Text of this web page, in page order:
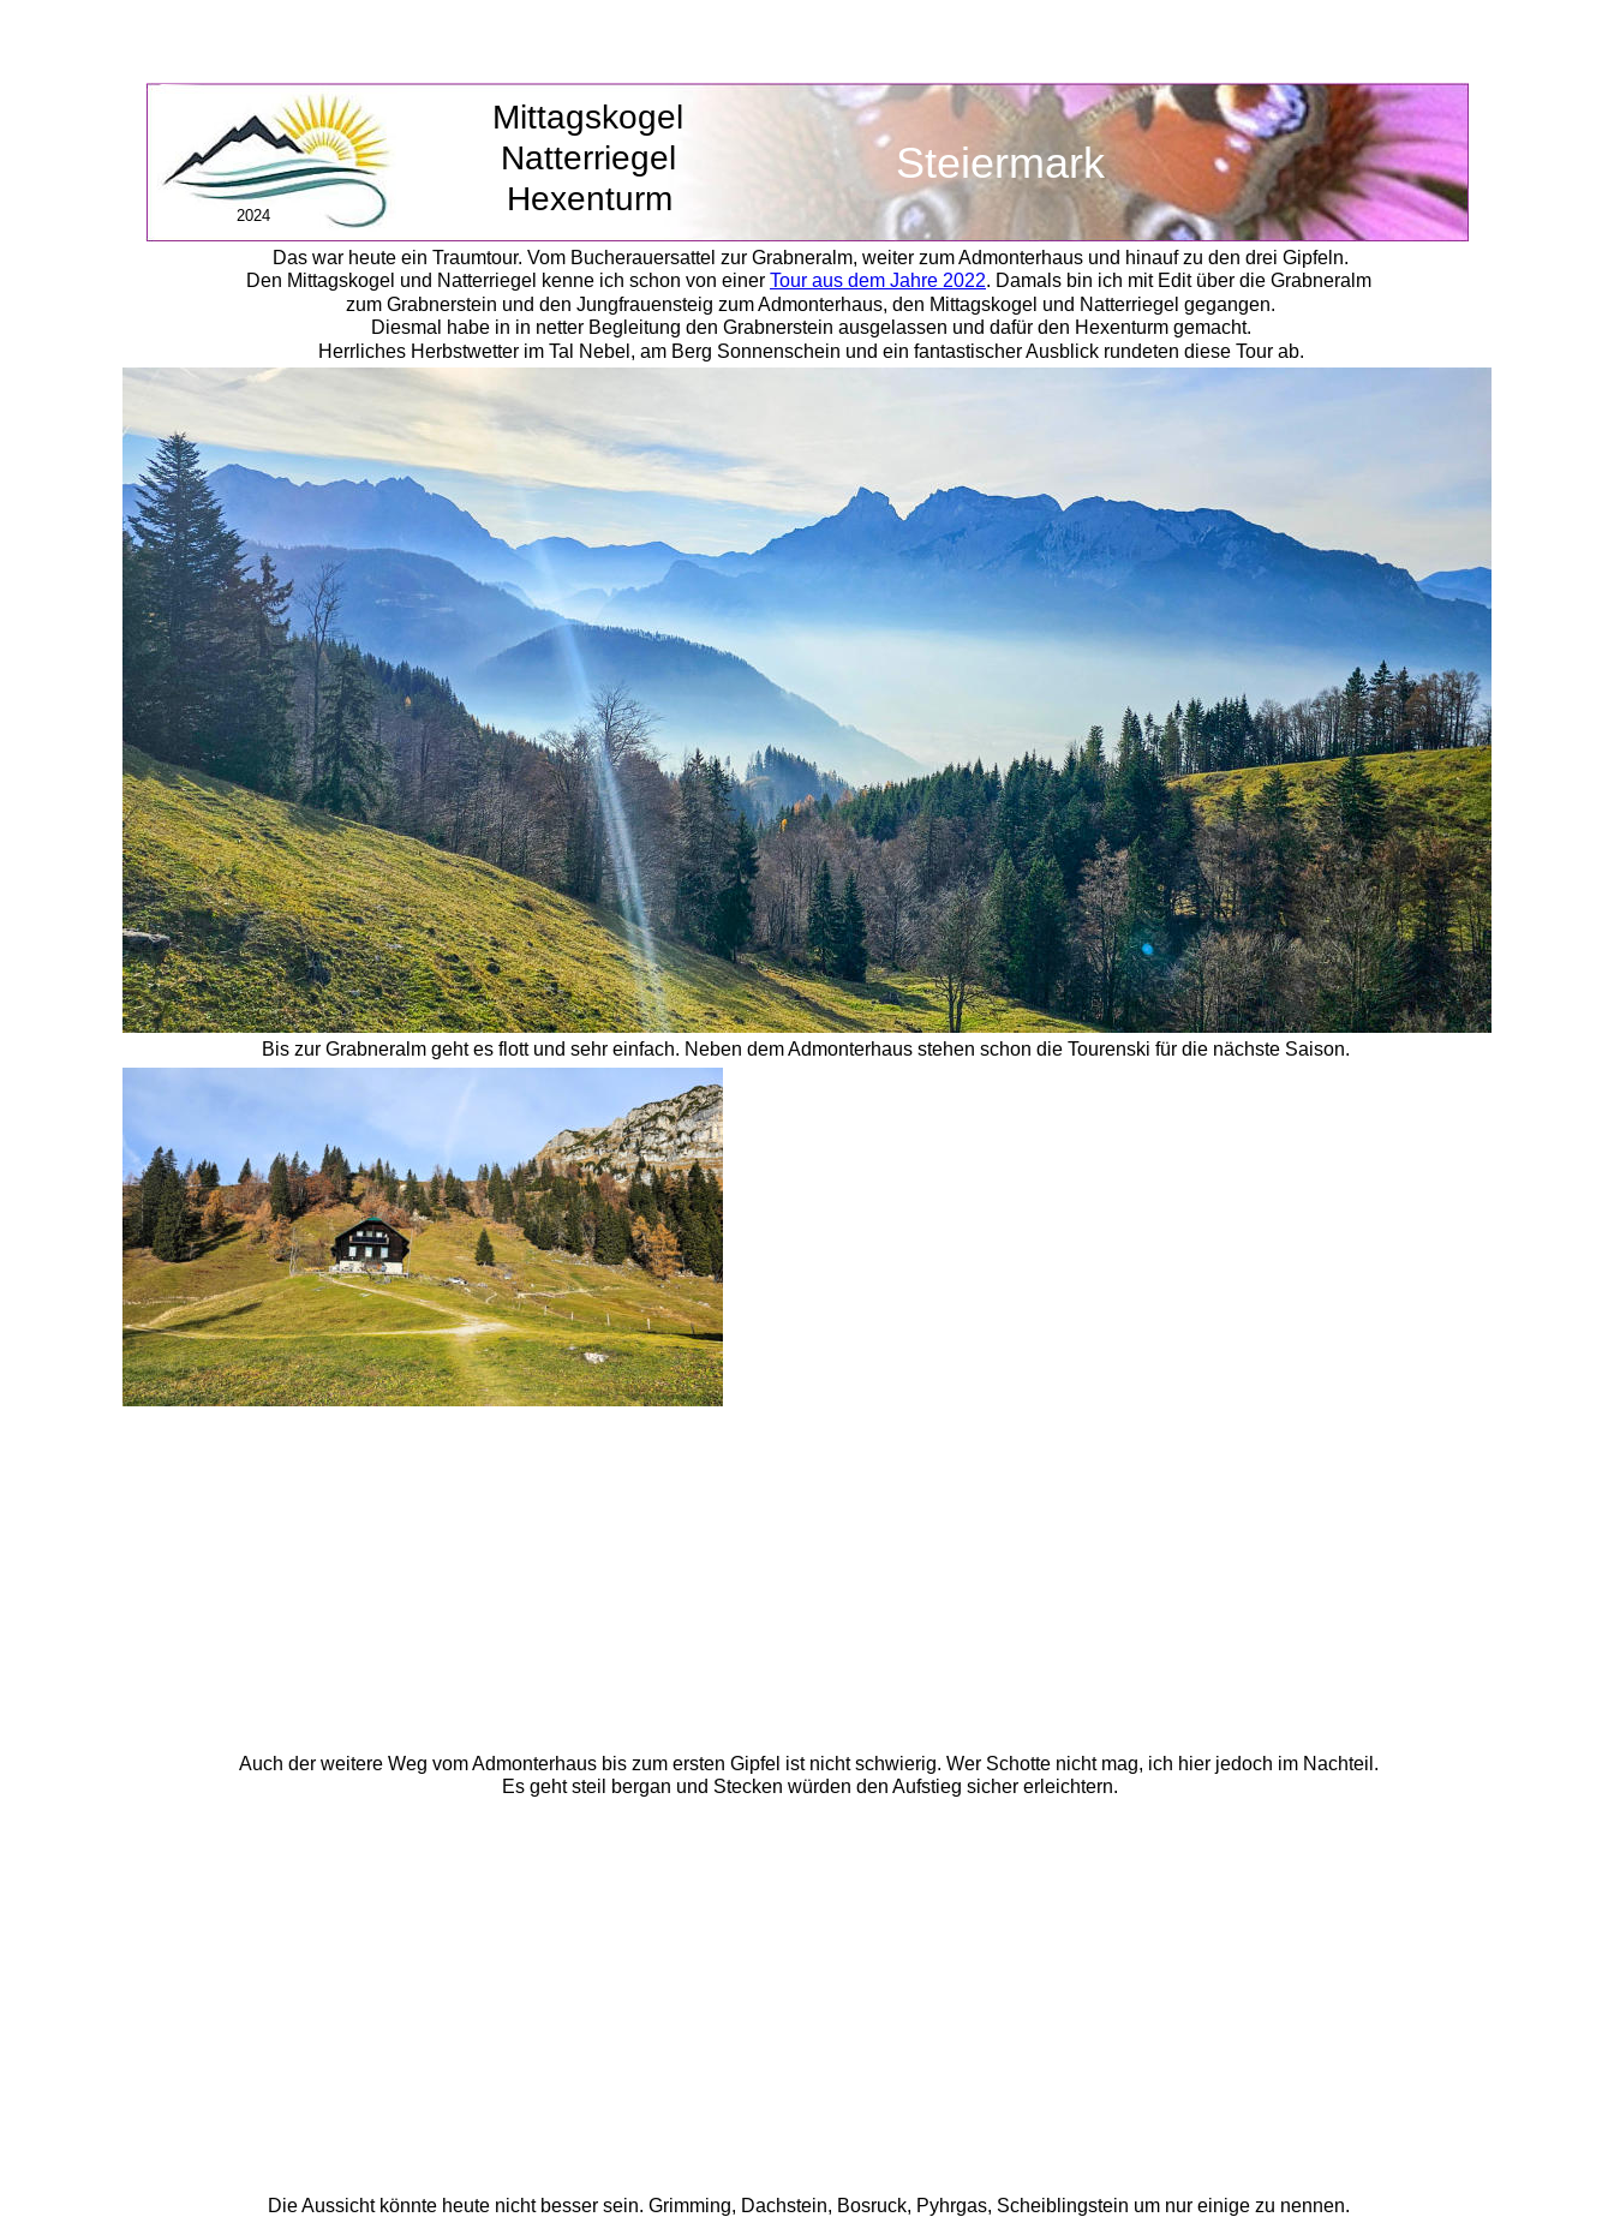
Das war heute ein Traumtour. Vom Bucherauersattel zur Grabneralm, weiter zum Admonterhaus und hinauf zu den drei Gipfeln.
Den Mittagskogel und Natterriegel kenne ich schon von einer Tour aus dem Jahre 2022. Damals bin ich mit Edit über die Grabneralm
zum Grabnerstein und den Jungfrauensteig zum Admonterhaus, den Mittagskogel und Natterriegel gegangen.
Diesmal habe in in netter Begleitung den Grabnerstein ausgelassen und dafür den Hexenturm gemacht.
Herrliches Herbstwetter im Tal Nebel, am Berg Sonnenschein und ein fantastischer Ausblick rundeten diese Tour ab.
Steiermark
Mittagskogel
Natterriegel
Hexenturm
2024
Bis zur Grabneralm geht es flott und sehr einfach. Neben dem Admonterhaus stehen schon die Tourenski für die nächste Saison.
Auch der weitere Weg vom Admonterhaus bis zum ersten Gipfel ist nicht schwierig. Wer Schotte nicht mag, ich hier jedoch im Nachteil.
Es geht steil bergan und Stecken würden den Aufstieg sicher erleichtern.
Die Aussicht könnte heute nicht besser sein. Grimming, Dachstein, Bosruck, Pyhrgas, Scheiblingstein um nur einige zu nennen.